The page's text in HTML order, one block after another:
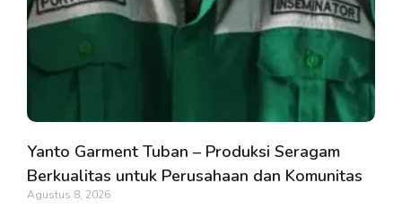
Yanto Garment Tuban – Produksi Seragam
Berkualitas untuk Perusahaan dan Komunitas
Agustus 8, 2026